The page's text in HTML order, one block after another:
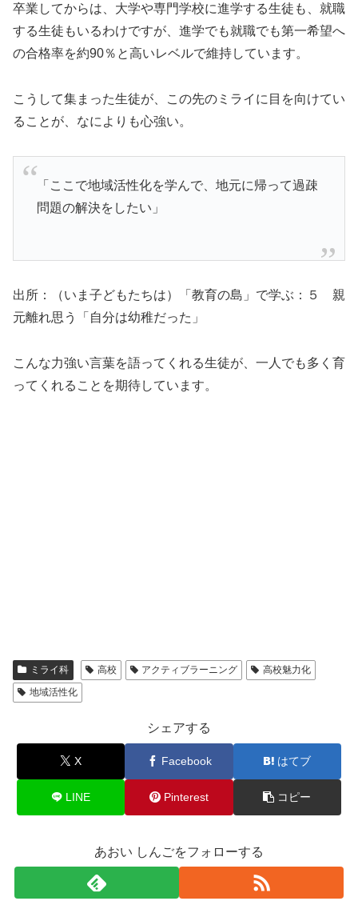
卒業してからは、大学や専門学校に進学する生徒も、就職
する生徒もいるわけですが、進学でも就職でも第一希望へ
の合格率を約90％と高いレベルで維持しています。
こうして集まった生徒が、この先のミライに目を向けてい
ることが、なによりも心強い。
「ここで地域活性化を学んで、地元に帰って過疎
問題の解決をしたい」
出所：（いま子どもたちは）「教育の島」で学ぶ：５ 親
元離れ思う「自分は幼稚だった」
こんな力強い言葉を語ってくれる生徒が、一人でも多く育
ってくれることを期待しています。
ミライ科 高校 アクティブラーニング
高校魅力化
地域活性化
シェアする
X Facebook はてブ
LINE Pinterest コピー
あおい しんごをフォローする